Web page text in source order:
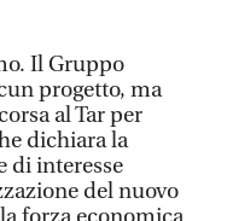
Il Gruppo
progetto, ma
al Tar per
dichiara la
di interesse
del nuovo